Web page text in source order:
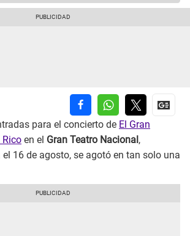
para el concierto de El Gran
Rico en el Gran Teatro Nacional ,
16 de agosto, se agotó en tan solo una